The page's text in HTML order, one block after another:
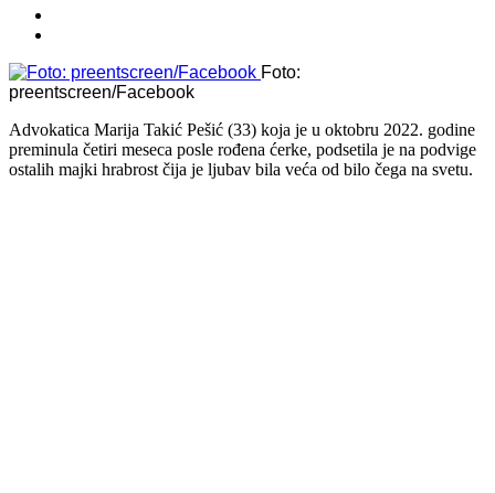
Foto:
preentscreen/Facebook
Advokatica Marija Takić Pešić (33) koja je u oktobru 2022. godine
preminula četiri meseca posle rođena ćerke, podsetila je na podvige
ostalih majki hrabrost čija je ljubav bila veća od bilo čega na svetu.